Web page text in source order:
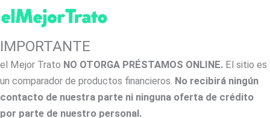
IMPORTANTE
el Mejor Trato NO OTORGA PRÉSTAMOS ONLINE. El sitio es
un comparador de productos financieros. No recibirá ningún
contacto de nuestra parte ni ninguna oferta de crédito
por parte de nuestro personal.